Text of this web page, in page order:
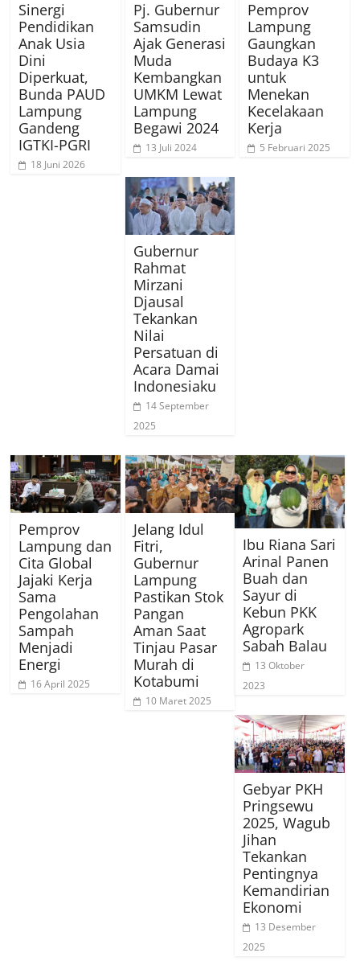
Sinergi
Pendidikan
Anak Usia
Dini
Diperkuat,
Bunda PAUD
Lampung
Gandeng
IGTKI-PGRI
18 Juni 2026
Pj. Gubernur
Samsudin
Ajak Generasi
Muda
Kembangkan
UMKM Lewat
Lampung
Begawi 2024
13 Juli 2024
Pemprov
Lampung
Gaungkan
Budaya K3
untuk
Menekan
Kecelakaan
Kerja
5 Februari 2025
Gubernur
Rahmat
Mirzani
Djausal
Tekankan
Nilai
Persatuan di
Acara Damai
Indonesiaku
14 September
2025
Pemprov
Lampung dan
Cita Global
Jajaki Kerja
Sama
Pengolahan
Sampah
Menjadi
Energi
16 April 2025
Jelang Idul
Fitri,
Gubernur
Lampung
Pastikan Stok
Pangan
Aman Saat
Tinjau Pasar
Murah di
Kotabumi
10 Maret 2025
Ibu Riana Sari
Arinal Panen
Buah dan
Sayur di
Kebun PKK
Agropark
Sabah Balau
13 Oktober
2023
Gebyar PKH
Pringsewu
2025, Wagub
Jihan
Tekankan
Pentingnya
Kemandirian
Ekonomi
13 Desember
2025